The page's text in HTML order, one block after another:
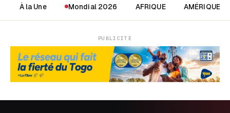
À la Une Mondial 2026 AFRIQUE AMÉRIQUE
PUBLICITÉ